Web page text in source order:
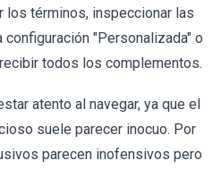
los términos, inspeccionar las
"Personalizada" o
todos los complementos.
atento al navegar, ya que el
suele parecer inocuo. Por
parecen inofensivos pero